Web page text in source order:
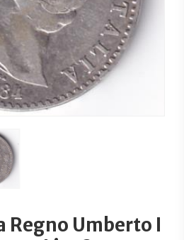
Regno Umberto I